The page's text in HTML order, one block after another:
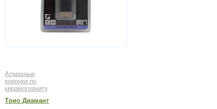
Алмазные
коронки по
керамограниту
Трио Диамант